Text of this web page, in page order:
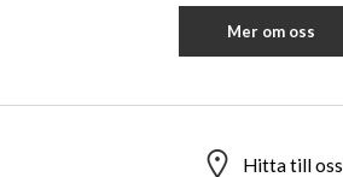
Mer om oss
Hitta till oss